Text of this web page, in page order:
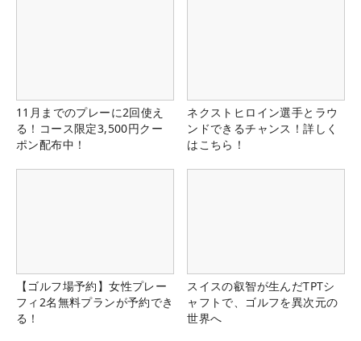
11月までのプレーに2回使え
る！コース限定3,500円クー
ポン配布中！
ネクストヒロイン選手とラウ
ンドできるチャンス！詳しく
はこちら！
【ゴルフ場予約】女性プレー
フィ2名無料プランが予約でき
る！
スイスの叡智が生んだTPTシ
ャフトで、ゴルフを異次元の
世界へ